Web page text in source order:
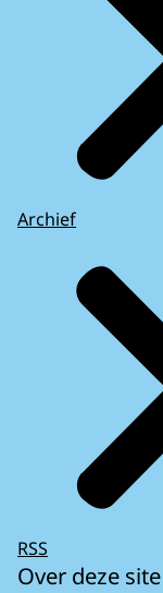
Archief
RSS
Over deze site